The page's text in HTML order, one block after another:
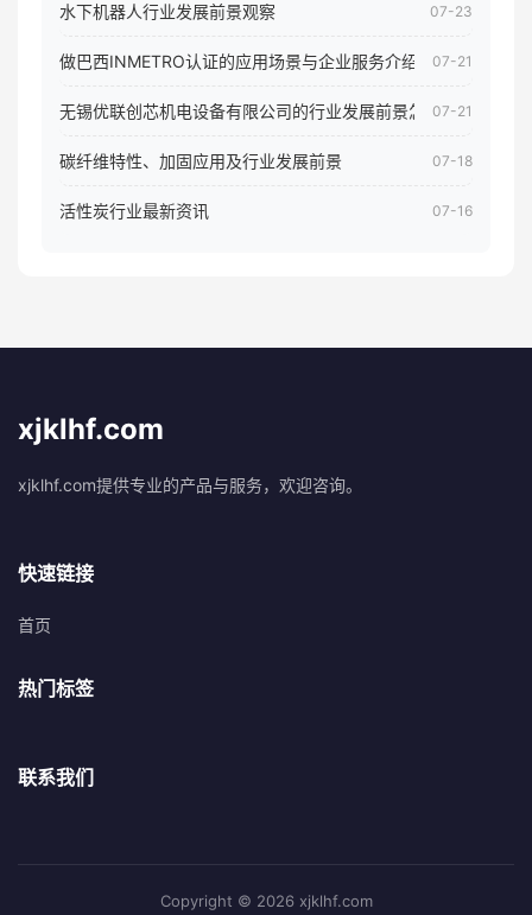
水下机器人行业发展前景观察 07-23
做巴西INMETRO认证的应用场景与企业服务介绍 07-21
无锡优联创芯机电设备有限公司的行业发展前景怎样07-21
碳纤维特性、加固应用及行业发展前景 07-18
活性炭行业最新资讯 07-16
xjklhf.com
xjklhf.com提供专业的产品与服务，欢迎咨询。
快速链接
首页
热门标签
联系我们
Copyright © 2026 xjklhf.com